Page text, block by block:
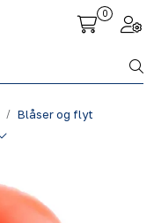
0
Blåser og flyt